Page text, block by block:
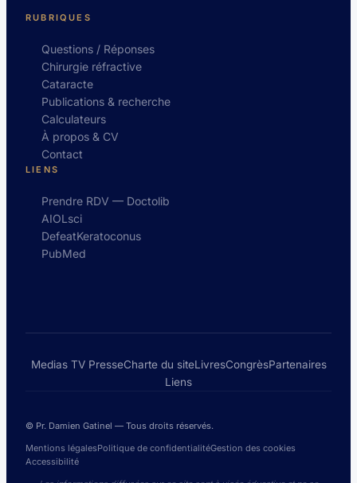
RUBRIQUES
Questions / Réponses
Chirurgie réfractive
Cataracte
Publications & recherche
Calculateurs
À propos & CV
Contact
LIENS
Prendre RDV — Doctolib
AIOLsci
DefeatKeratoconus
PubMed
Medias TV PresseCharte du siteLivresCongrèsPartenaires
Liens
© Pr. Damien Gatinel — Tous droits réservés.
Mentions légalesPolitique de confidentialitéGestion des cookies
Accessibilité